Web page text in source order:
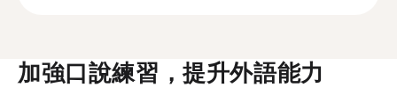
加強口說練習，提升外語能力